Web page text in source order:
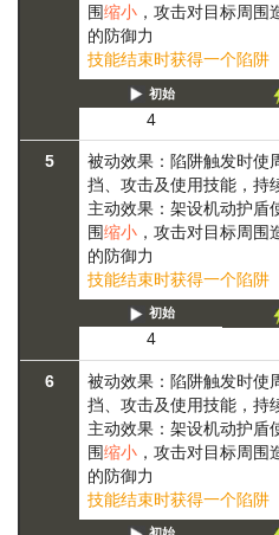
围缩小 ，攻击对目标周
的防御力
技能结束时获得一个陷阱
初始
4
5 被动效果：陷阱触发时使
挡、攻击及使用技能 ，持
主动效果：架设机动护盾
围缩小 ，攻击对目标周
的防御力
技能结束时获得一个陷阱
初始
4
6 被动效果：陷阱触发时使
挡、攻击及使用技能 ，持
主动效果：架设机动护盾
围缩小 ，攻击对目标周
的防御力
技能结束时获得一个陷阱